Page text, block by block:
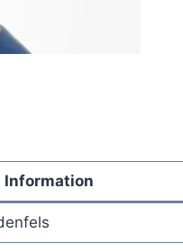
Information